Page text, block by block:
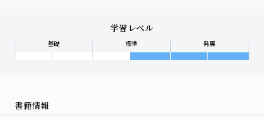
学習レベル
基礎 標準 発展
書籍情報